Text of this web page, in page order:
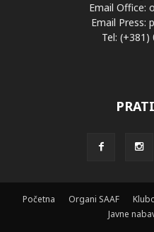
Email Office:
Email Press:
Tel: (+381)
Početna Organi SAAF
Javne